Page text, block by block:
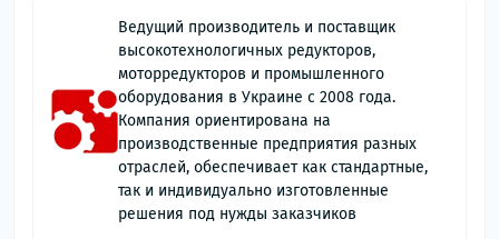
Ведущий производитель и поставщик
высокотехнологичных редукторов,
моторредукторов и промышленного
оборудования в Украине с 2008 года.
Компания ориентирована на
производственные предприятия разных
отраслей, обеспечивает как стандартные,
так и индивидуально изготовленные
решения под нужды заказчиков